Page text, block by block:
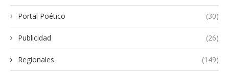
Portal Poético (30)
Publicidad (26)
Regionales (149)